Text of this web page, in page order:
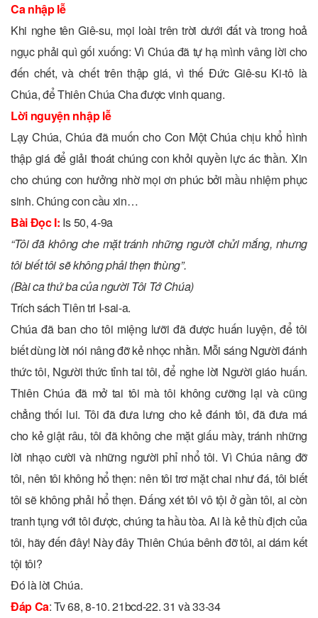
Ca nhập lễ
Khi nghe tên Giê-su, mọi loài trên trời dưới đất và trong hoả
ngục phải quì gối xuống: Vì Chúa đã tự hạ mình vâng lời cho
đến chết, và chết trên thập giá, vì thế Đức Giê-su Ki-tô là
Chúa, để Thiên Chúa Cha được vinh quang.
Lời nguyện nhập lễ
Lạy Chúa, Chúa đã muốn cho Con Một Chúa chịu khổ hình
thập giá để giải thoát chúng con khỏi quyền lực ác thần. Xin
cho chúng con hưởng nhờ mọi ơn phúc bởi mầu nhiệm phục
sinh. Chúng con cầu xin…
Bài Ðọc I: Is 50, 4-9a
“Tôi đã không che mặt tránh những người chửi mắng, nhưng
tôi biết tôi sẽ không phải thẹn thùng”.
(Bài ca thứ ba của người Tôi Tớ Chúa)
Trích sách Tiên tri I-sai-a.
Chúa đã ban cho tôi miệng lưỡi đã được huấn luyện, để tôi
biết dùng lời nói nâng đỡ kẻ nhọc nhằn. Mỗi sáng Người đánh
thức tôi, Người thức tỉnh tai tôi, để nghe lời Người giáo huấn.
Thiên Chúa đã mở tai tôi mà tôi không cưỡng lại và cũng
chẳng thối lui. Tôi đã đưa lưng cho kẻ đánh tôi, đã đưa má
cho kẻ giật râu, tôi đã không che mặt giấu mày, tránh những
lời nhạo cười và những người phỉ nhổ tôi. Vì Chúa nâng đỡ
tôi, nên tôi không hổ thẹn: nên tôi trơ mặt chai như đá, tôi biết
tôi sẽ không phải hổ thẹn. Ðấng xét tôi vô tội ở gần tôi, ai còn
tranh tụng với tôi được, chúng ta hầu tòa. Ai là kẻ thù địch của
tôi, hãy đến đây! Này đây Thiên Chúa bênh đỡ tôi, ai dám kết
tội tôi?
Ðó là lời Chúa.
Ðáp Ca: Tv 68, 8-10. 21bcd-22. 31 và 33-34